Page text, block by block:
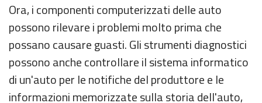
Ora, i componenti computerizzati delle auto
possono rilevare i problemi molto prima che
possano causare guasti. Gli strumenti diagnostici
possono anche controllare il sistema informatico
di un'auto per le notifiche del produttore e le
informazioni memorizzate sulla storia dell'auto,